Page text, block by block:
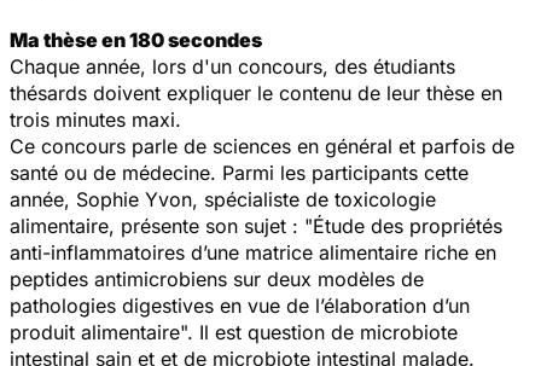
Ma thèse en 180 secondes
Chaque année, lors d'un concours, des étudiants
thésards doivent expliquer le contenu de leur thèse en
trois minutes maxi.
Ce concours parle de sciences en général et parfois de
santé ou de médecine. Parmi les participants cette
année, Sophie Yvon, spécialiste de toxicologie
alimentaire, présente son sujet : "Étude des propriétés
anti-inflammatoires d’une matrice alimentaire riche en
peptides antimicrobiens sur deux modèles de
pathologies digestives en vue de l’élaboration d’un
produit alimentaire". Il est question de microbiote
intestinal sain et et de microbiote intestinal malade.